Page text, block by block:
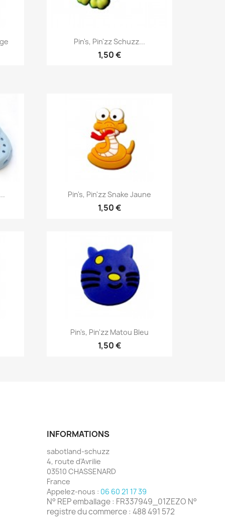
Aperçu rapide
Pin's, Pin'zz Schuzz...
1,50 €
Aperçu rapide
Pin's, Pin'zz Snake Jaune
1,50 €
 Aperçu rapide
Pin's, Pin'zz Matou Bleu
1,50 €
INFORMATIONS
sabotland-schuzz
4, route d'Avrilie
03510 CHASSENARD
France
Appelez-nous : 06 60 21 17 39
N° REP emballage : FR337949_01ZEZO N°
registre du commerce : 488 491 572